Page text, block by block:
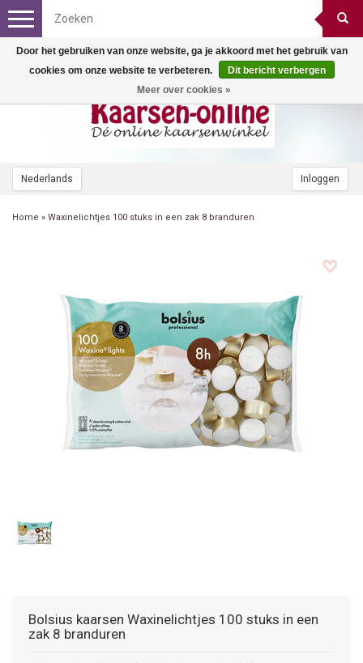
Nederlands Inloggen
Toggle
navigation
Home » Waxinelichtjes 100 stuks in een zak 8 branduren
Bolsius kaarsen Waxinelichtjes 100 stuks in een
zak 8 branduren
Door het gebruiken van onze website, ga je akkoord met het gebruik van
cookies om onze website te verbeteren.
Dit bericht verbergen
Meer over cookies »